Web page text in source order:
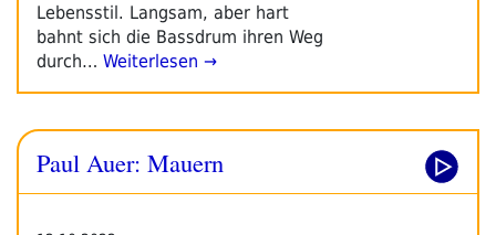
Lebensstil. Langsam, aber hart
bahnt sich die Bassdrum ihren Weg
durch… Weiterlesen →
Paul Auer: Mauern